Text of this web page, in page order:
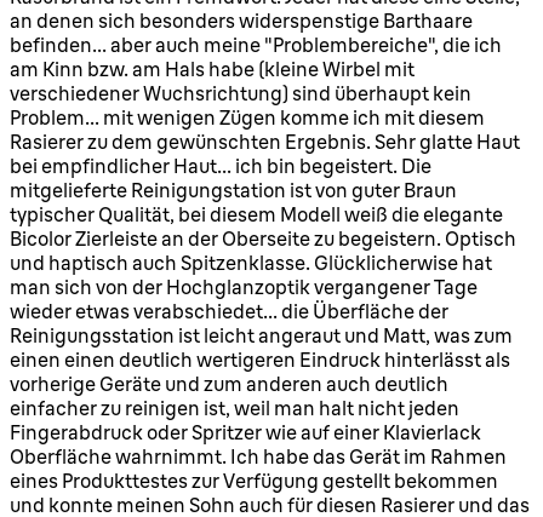
an denen sich besonders widerspenstige Barthaare
befinden... aber auch meine "Problembereiche", die ich
am Kinn bzw. am Hals habe (kleine Wirbel mit
verschiedener Wuchsrichtung) sind überhaupt kein
Problem... mit wenigen Zügen komme ich mit diesem
Rasierer zu dem gewünschten Ergebnis. Sehr glatte Haut
bei empfindlicher Haut... ich bin begeistert. Die
mitgelieferte Reinigungstation ist von guter Braun
typischer Qualität, bei diesem Modell weiß die elegante
Bicolor Zierleiste an der Oberseite zu begeistern. Optisch
und haptisch auch Spitzenklasse. Glücklicherwise hat
man sich von der Hochglanzoptik vergangener Tage
wieder etwas verabschiedet... die Überfläche der
Reinigungsstation ist leicht angeraut und Matt, was zum
einen einen deutlich wertigeren Eindruck hinterlässt als
vorherige Geräte und zum anderen auch deutlich
einfacher zu reinigen ist, weil man halt nicht jeden
Fingerabdruck oder Spritzer wie auf einer Klavierlack
Oberfläche wahrnimmt. Ich habe das Gerät im Rahmen
eines Produkttestes zur Verfügung gestellt bekommen
und konnte meinen Sohn auch für diesen Rasierer und das